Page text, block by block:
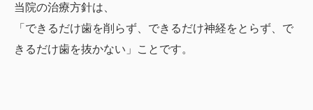
当院の治療方針は、
「できるだけ歯を削らず、できるだけ神経をとらず、で
きるだけ歯を抜かない」ことです。